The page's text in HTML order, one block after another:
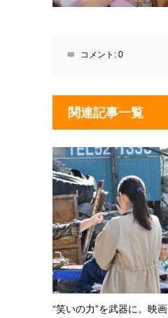
コメント: 0
関連記事一覧
“笑いの力”を武器に。映